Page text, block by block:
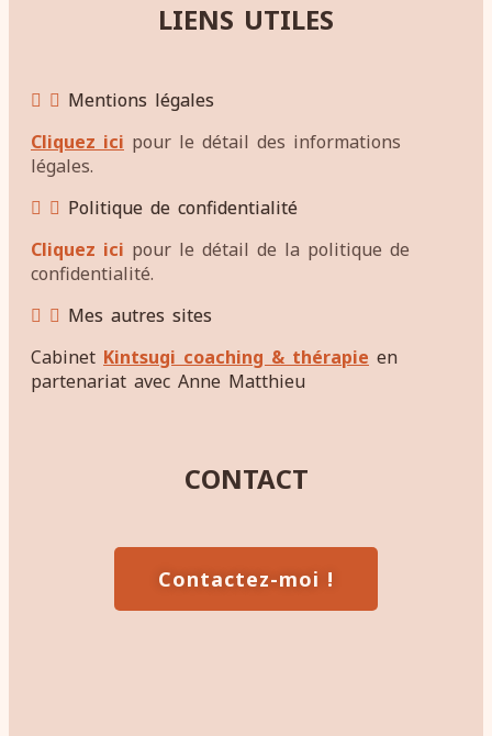
LIENS UTILES
Mentions légales
Cliquez ici pour le détail des informations
légales.
Politique de confidentialité
Cliquez ici pour le détail de la politique de
confidentialité.
Mes autres sites
Cabinet Kintsugi coaching & thérapie en
partenariat avec Anne Matthieu
CONTACT
Contactez-moi !